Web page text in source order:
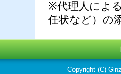
※代理人によ
任状など）の
Copyright (C)